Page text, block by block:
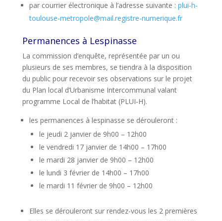
par courrier électronique à l’adresse suivante : plui-h-
toulouse-metropole@mail.registre-numerique.fr
Permanences à Lespinasse
La commission d’enquête, représentée par un ou
plusieurs de ses membres, se tiendra à la disposition
du public pour recevoir ses observations sur le projet
du Plan local d’Urbanisme Intercommunal valant
programme Local de l’habitat (PLUI-H).
les permanences à lespinasse se dérouleront :
le jeudi 2 janvier de 9h00 – 12h00
le vendredi 17 janvier de 14h00 – 17h00
le mardi 28 janvier de 9h00 – 12h00
le lundi 3 février de 14h00 – 17h00
le mardi 11 février de 9h00 – 12h00
Elles se dérouleront sur rendez-vous les 2 premières